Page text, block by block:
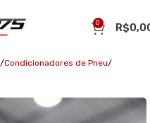
0 R$
Condicionadores de Pneu